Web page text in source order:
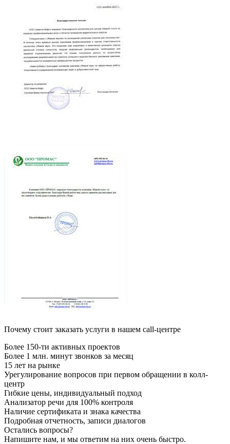
Почему стоит заказать услуги в нашем call-центре
Более 150-ти активных проектов
Более 1 млн. минут звонков за месяц
15 лет на рынке
Урегулирование вопросов при первом обращении в колл-
центр
Гибкие цены, индивидуальный подход
Анализатор речи для 100% контроля
Наличие сертификата и знака качества
Подробная отчетность, записи диалогов
Остались вопросы?
Напишите нам, и мы ответим на них очень быстро.